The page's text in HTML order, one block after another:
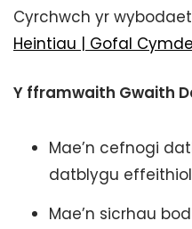
Cyrchwch yr
Heintiau | Gofal
Y fframwaith Gwaith
Mae’n cefnogi
datblygu
Mae’n sicrhau